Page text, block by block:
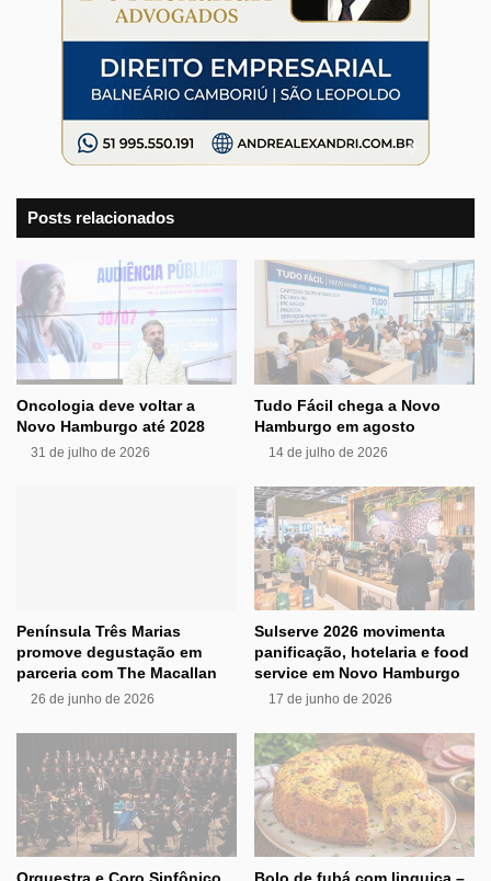
Posts relacionados
Oncologia deve voltar a
Novo Hamburgo até 2028
31 de julho de 2026
Tudo Fácil chega a Novo
Hamburgo em agosto
14 de julho de 2026
Península Três Marias
promove degustação em
parceria com The Macallan
26 de junho de 2026
Sulserve 2026 movimenta
panificação, hotelaria e food
service em Novo Hamburgo
17 de junho de 2026